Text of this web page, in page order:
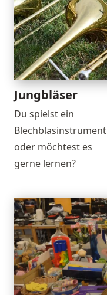
Jungbläser
Du spielst ein
Blechblasinstrument
oder möchtest es
gerne lernen?